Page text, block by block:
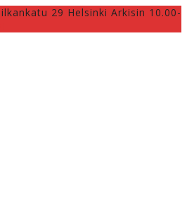
29 Helsinki Arkisin 10.00-